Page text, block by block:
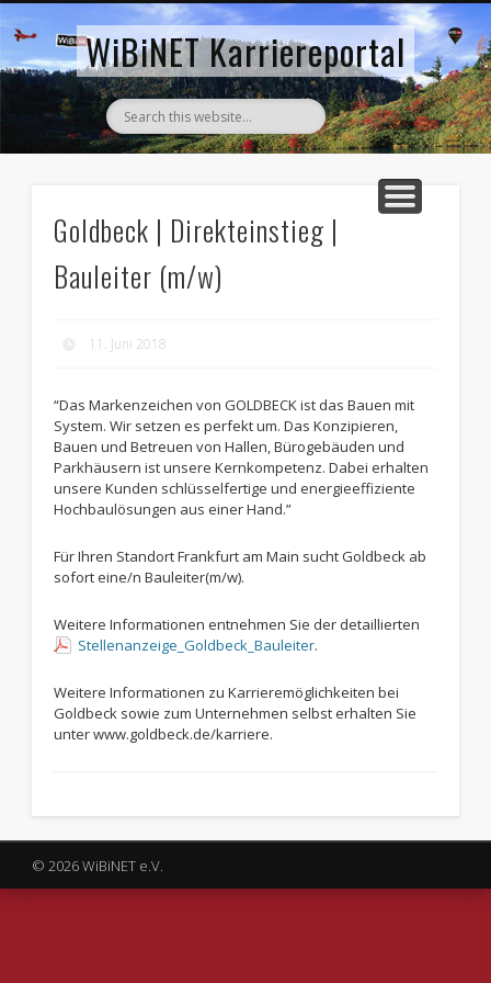
WiBiNET Karriereportal
AKTUELLE STELLENANZEIGEN
ZURÜCK ZUM WIBINET
Goldbeck | Direkteinstieg |
Bauleiter (m/w)
11. Juni 2018
“Das Markenzeichen von GOLDBECK ist das Bauen mit
System. Wir setzen es perfekt um. Das Konzipieren,
Bauen und Betreuen von Hallen, Bürogebäuden und
Parkhäusern ist unsere Kernkompetenz. Dabei erhalten
unsere Kunden schlüsselfertige und energieeffiziente
Hochbaulösungen aus einer Hand.”
Für Ihren Standort Frankfurt am Main sucht Goldbeck ab
sofort eine/n Bauleiter(m/w).
Weitere Informationen entnehmen Sie der detaillierten
Stellenanzeige_Goldbeck_Bauleiter.
Weitere Informationen zu Karrieremöglichkeiten bei
Goldbeck sowie zum Unternehmen selbst erhalten Sie
unter www.goldbeck.de/karriere.
© 2026 WiBiNET e.V.